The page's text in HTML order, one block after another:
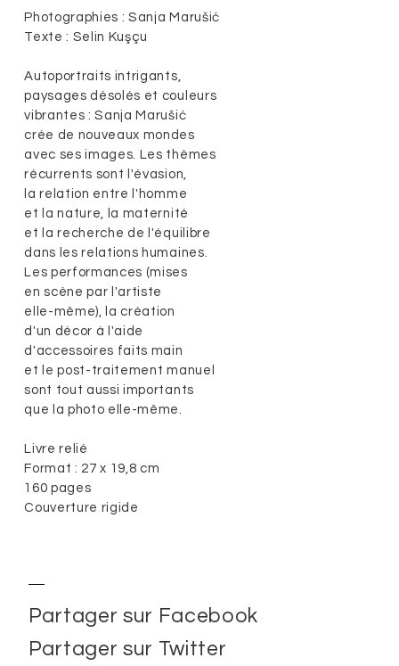
Photographies : Sanja Marušić
Texte : Selin Kuşçu
Autoportraits intrigants,
paysages désolés et couleurs
vibrantes : Sanja Marušić
crée de nouveaux mondes
avec ses images. Les thèmes
récurrents sont l'évasion,
la relation entre l'homme
et la nature, la maternité
et la recherche de l'équilibre
dans les relations humaines.
Les performances (mises
en scène par l'artiste
elle-même), la création
d'un décor à l'aide
d'accessoires faits main
et le post-traitement manuel
sont tout aussi importants
que la photo elle-même.
Livre relié
Format : 27 x 19,8 cm
160 pages
Couverture rigide
Partager sur Facebook
Partager sur Twitter